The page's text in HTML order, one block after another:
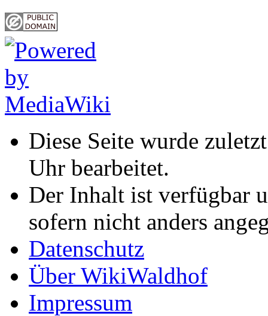
Diese Seite wurde
Uhr bearbeitet.
Der Inhalt ist verfügbar
sofern nicht anders
Datenschutz
Über WikiWaldhof
Impressum